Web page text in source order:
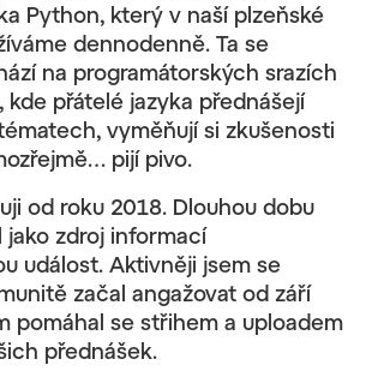
Python, který v naší plzeňské
dennodenně. Ta se
na programátorských srazích
kde přátelé jazyka přednášejí
vyměňují si zkušenosti
pijí pivo.
od roku 2018. Dlouhou dobu
jako zdroj informací
událost. Aktivněji jsem se
začal angažovat od září
pomáhal se střihem a uploadem
přednášek.